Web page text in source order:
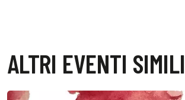
ALTRI EVENTI SIMILI